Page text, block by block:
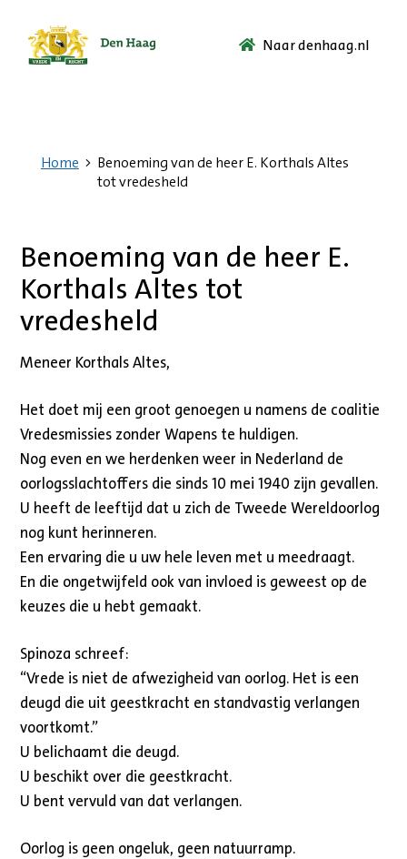
Ga
Naar denhaag.nl
Home
Benoeming van de heer E. Korthals Altes
tot vredesheld
Benoeming van de heer E.
Korthals Altes tot
vredesheld
Meneer Korthals Altes,
Het doet mij een groot genoegen u namens de coalitie
Vredesmissies zonder Wapens te huldigen.
Nog even en we herdenken weer in Nederland de
oorlogsslachtoffers die sinds 10 mei 1940 zijn gevallen.
U heeft de leeftijd dat u zich de Tweede Wereldoorlog
nog kunt herinneren.
Een ervaring die u uw hele leven met u meedraagt.
En die ongetwijfeld ook van invloed is geweest op de
keuzes die u hebt gemaakt.
Spinoza schreef:
“Vrede is niet de afwezigheid van oorlog. Het is een
deugd die uit geestkracht en standvastig verlangen
voortkomt.”
U belichaamt die deugd.
U beschikt over die geestkracht.
U bent vervuld van dat verlangen.
Oorlog is geen ongeluk, geen natuurramp.